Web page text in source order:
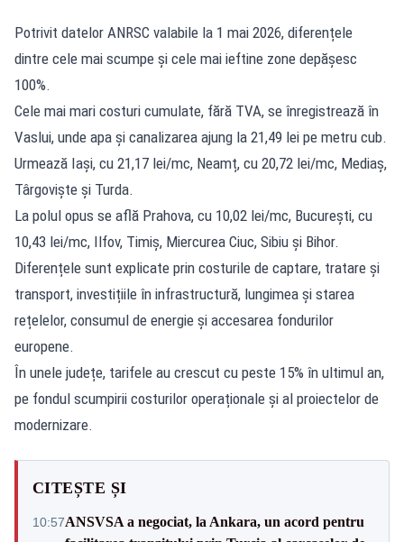
Potrivit datelor ANRSC valabile la 1 mai 2026, diferențele
dintre cele mai scumpe și cele mai ieftine zone depășesc
100%.
Cele mai mari costuri cumulate, fără TVA, se înregistrează în
Vaslui, unde apa și canalizarea ajung la 21,49 lei pe metru cub.
Urmează Iași, cu 21,17 lei/mc, Neamț, cu 20,72 lei/mc, Mediaș,
Târgoviște și Turda.
La polul opus se află Prahova, cu 10,02 lei/mc, București, cu
10,43 lei/mc, Ilfov, Timiș, Miercurea Ciuc, Sibiu și Bihor.
Diferențele sunt explicate prin costurile de captare, tratare și
transport, investițiile în infrastructură, lungimea și starea
rețelelor, consumul de energie și accesarea fondurilor
europene.
În unele județe, tarifele au crescut cu peste 15% în ultimul an,
pe fondul scumpirii costurilor operaționale și al proiectelor de
modernizare.
CITEȘTE ȘI
10:57ANSVSA a negociat, la Ankara, un acord pentru